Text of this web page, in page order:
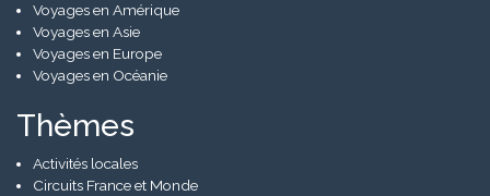
Voyages en Amérique
Voyages en Asie
Voyages en Europe
Voyages en Océanie
Thèmes
Activités locales
Circuits France et Monde